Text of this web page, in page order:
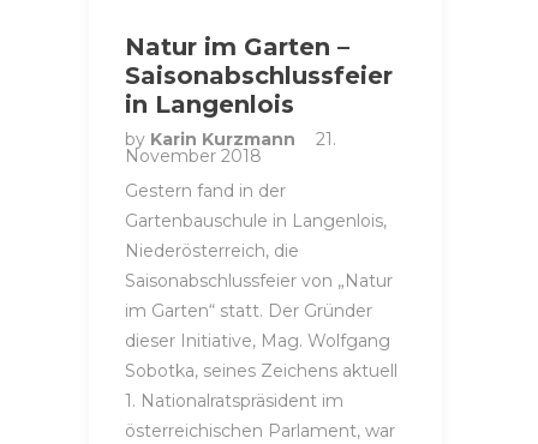
Natur im Garten –
Saisonabschlussfeier
in Langenlois
by Karin Kurzmann 21.
November 2018
Gestern fand in der
Gartenbauschule in Langenlois,
Niederösterreich, die
Saisonabschlussfeier von „Natur
im Garten“ statt. Der Gründer
dieser Initiative, Mag. Wolfgang
Sobotka, seines Zeichens aktuell
1. Nationalratspräsident im
österreichischen Parlament, war